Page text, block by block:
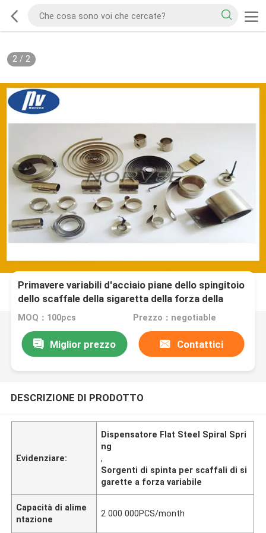
2/ 2
Primavere variabili d'acciaio piane dello spingitoio
dello scaffale della sigaretta della forza della
primavera a spirale per l'erogatore
MOQ：100pcs Prezzo：negotiable
Miglior prezzo Contattici
DESCRIZIONE DI PRODOTTO
Evidenziare:
Dispensatore Flat Steel Spiral Spri
ng
,
Sorgenti di spinta per scaffali di si
garette a forza variabile
Capacità di alime
ntazione
2 000 000PCS/month